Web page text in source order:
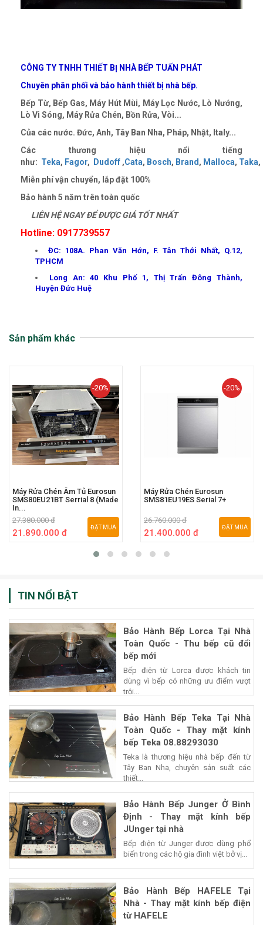
CÔNG TY TNHH THIẾT BỊ NHÀ BẾP TUẤN PHÁT
Chuyên phân phối và bảo hành thiết bị nhà bếp.
Bếp Từ, Bếp Gas, Máy Hút Mùi, Máy Lọc Nước, Lò Nướng,
Lò Vi Sóng, Máy Rửa Chén, Bồn Rửa, Vòi...
Của các nước. Đức, Anh, Tây Ban Nha, Pháp, Nhật, Italy...
Các thương hiệu nổi tiếng
như: Teka, Fagor, Dudoff ,Cata, Bosch, Brand, Malloca, Taka,
Miễn phí vận chuyển, lắp đặt 100%
Bảo hành 5 năm trên toàn quốc
LIÊN HỆ NGAY ĐỂ ĐƯỢC GIÁ TỐT NHẤT
Hotline: 0917739557
ĐC: 108A. Phan Văn Hớn, F. Tân Thới Nhất, Q.12,
TPHCM
Long An: 40 Khu Phố 1, Thị Trấn Đông Thành,
Huyện Đức Huệ
Sản phẩm khác
-20%
Máy Rửa Chén Âm Tủ Eurosun
SMS80EU21BT Serrial 8 (Made
In...
27.380.000 đ
21.890.000 đ
ĐẶT MUA
-20%
Máy Rửa Chén Eurosun
SMS81EU19ES Serial 7+
26.760.000 đ
21.400.000 đ
ĐẶT MUA
TIN NỔI BẬT
Bảo Hành Bếp Lorca Tại Nhà
Toàn Quốc - Thu bếp cũ đổi
bếp mới
Bếp điện từ Lorca được khách tin
dùng vì bếp có những ưu điểm vượt
trội...
Bảo Hành Bếp Teka Tại Nhà
Toàn Quốc - Thay mặt kính
bếp Teka 08.88293030
Teka là thương hiệu nhà bếp đến từ
Tây Ban Nha, chuyên sản suất các
thiết...
Bảo Hành Bếp Junger Ở Bình
Định - Thay mặt kính bếp
JUnger tại nhà
Bếp điện từ Junger được dùng phổ
biến trong các hộ gia đình việt bở vị...
Bảo Hành Bếp HAFELE Tại
Nhà - Thay mặt kính bếp điện
từ HAFELE